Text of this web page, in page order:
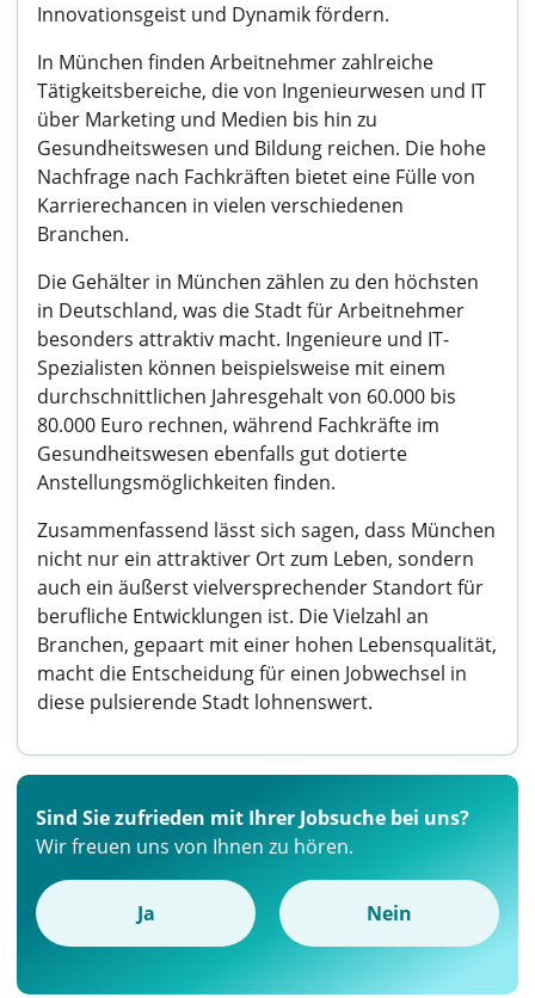
Innovationsgeist und Dynamik fördern.
In München finden Arbeitnehmer zahlreiche
Tätigkeitsbereiche, die von Ingenieurwesen und IT
über Marketing und Medien bis hin zu
Gesundheitswesen und Bildung reichen. Die hohe
Nachfrage nach Fachkräften bietet eine Fülle von
Karrierechancen in vielen verschiedenen
Branchen.
Die Gehälter in München zählen zu den höchsten
in Deutschland, was die Stadt für Arbeitnehmer
besonders attraktiv macht. Ingenieure und IT-
Spezialisten können beispielsweise mit einem
durchschnittlichen Jahresgehalt von 60.000 bis
80.000 Euro rechnen, während Fachkräfte im
Gesundheitswesen ebenfalls gut dotierte
Anstellungsmöglichkeiten finden.
Zusammenfassend lässt sich sagen, dass München
nicht nur ein attraktiver Ort zum Leben, sondern
auch ein äußerst vielversprechender Standort für
berufliche Entwicklungen ist. Die Vielzahl an
Branchen, gepaart mit einer hohen Lebensqualität,
macht die Entscheidung für einen Jobwechsel in
diese pulsierende Stadt lohnenswert.
Sind Sie zufrieden mit Ihrer Jobsuche bei uns?
Wir freuen uns von Ihnen zu hören.
Ja Nein